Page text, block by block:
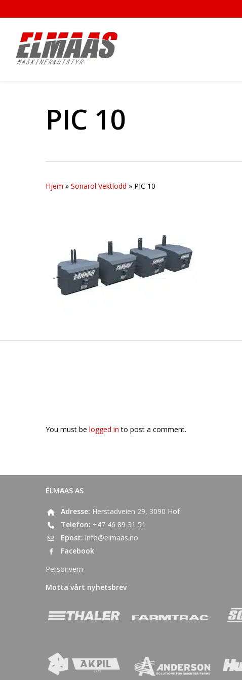
to
content
PIC 10
Hjem » Sonarol Vektlodd » PIC 10
You must be logged in to post a comment.
ELMAAS AS
Adresse: Herstadveien 29, 3090 Hof
Telefon: +47 46 89 31 51
Epost: info@elmaas.no
Facebook
Personvern
Motta vårt nyhetsbrev